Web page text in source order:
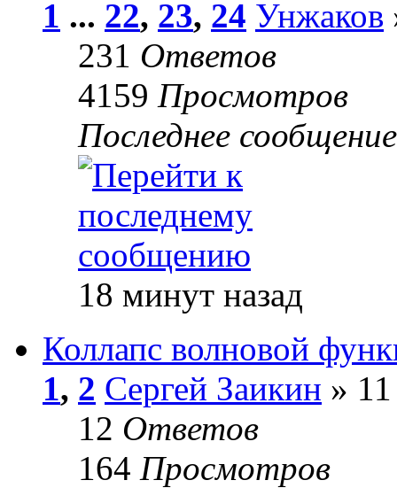
1 ... 22, 23, 24 Унжаков
231 Ответов
4159 Просмотров
Последнее
18 минут назад
Коллапс волновой
1, 2 Сергей Заикин »
12 Ответов
164 Просмотров